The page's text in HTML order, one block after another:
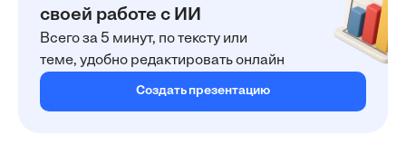
своей работе с ИИ
Всего за 5 минут, по тексту или
теме, удобно редактировать онлайн
Создать презентацию